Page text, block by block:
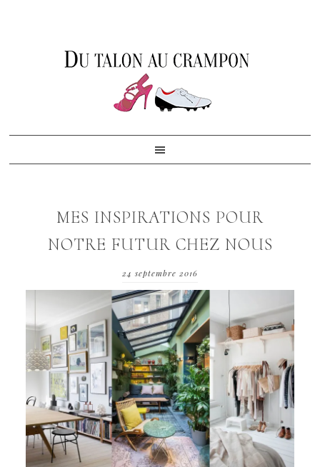
MES INSPIRATIONS POUR
NOTRE FUTUR CHEZ NOUS
24 septembre 2016